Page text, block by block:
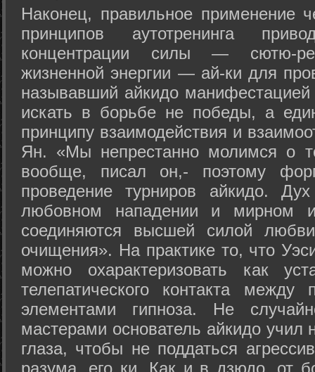
Наконец, правильное применение
принципов аутотренинга
концентрации силы — сютю-
жизненной энергии — ай-ки для
называвший айкидо
искать в борьбе не победы, а
принципу взаимодействия и
Ян. «Мы непрестанно молимся о
вообще, писал он,- поэтому
проведение турниров айкидо.
любовном нападении и мирном
соединяются высшей силой
очищения». На практике то, что
можно охарактеризовать как
телепатического контакта между
элементами гипноза. Не
мастерами основатель айкидо учил
глаза, чтобы не поддаться
разума, его ки. Как и в дзюдо, от